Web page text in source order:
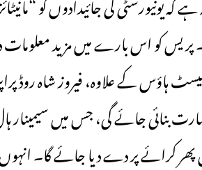
پریس کو اس بارے میں مزید
ہاؤس کے علاوہ، فیروز شاہ روڈ
بنائی جائے گی، جس میں سیمینار
کرائے پر دے دیا جائے گا۔